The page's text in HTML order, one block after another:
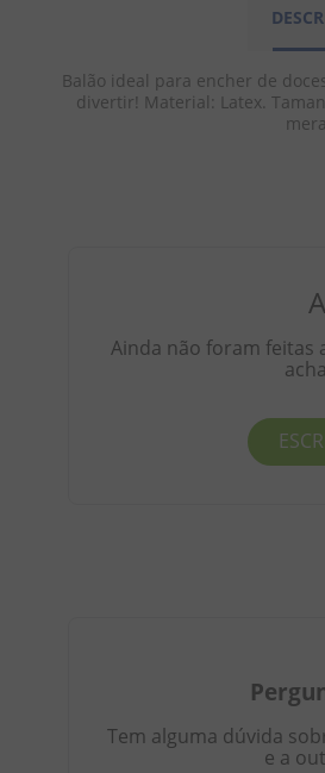
Balão ideal para encher de
divertir! Material: Latex.
Ainda não foram feitas
Tem alguma dúvida
e a